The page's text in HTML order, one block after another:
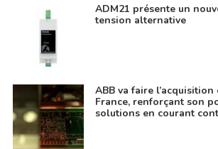
ADM21 présente un
tension alternative
ABB va faire l’acquisition
France, renforçant son
solutions en courant